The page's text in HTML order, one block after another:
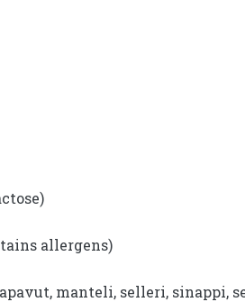
allergens)
manteli, selleri, sinappi,